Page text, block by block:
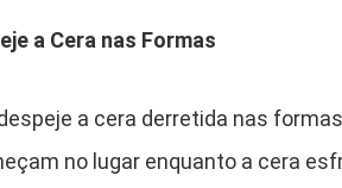
a Cera nas Formas
a cera derretida nas
no lugar enquanto a cera